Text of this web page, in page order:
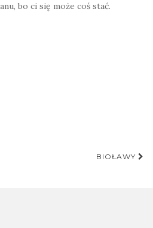
bo ci się może coś stać.
BIOŁAWY